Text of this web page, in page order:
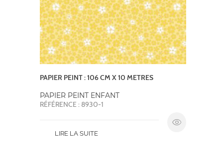
PAPIER PEINT : 106 CM X 10 METRES
PAPIER PEINT ENFANT
RÉFÉRENCE : 8930-1
LIRE LA SUITE